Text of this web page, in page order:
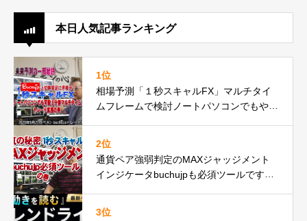
本日人気記事ランキング
1位
相場予測「１秒スキャルFX」マルチタイ
ムフレームで検討ノートパソコンでもやれ
2位
通貨ペア強弱判定のMAXジャッジメント
インジケータbuchujpも必須ツールですの
3位